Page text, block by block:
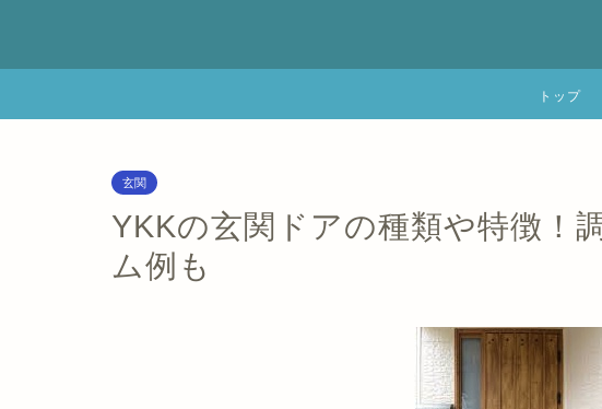
トップ
玄関
YKKの玄関ドアの種類や特徴！
ム例も